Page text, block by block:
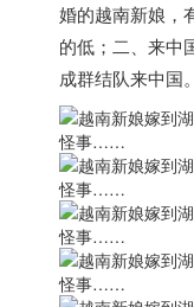
婚的越南新娘，
的低；二、来中
成群结队来中国。